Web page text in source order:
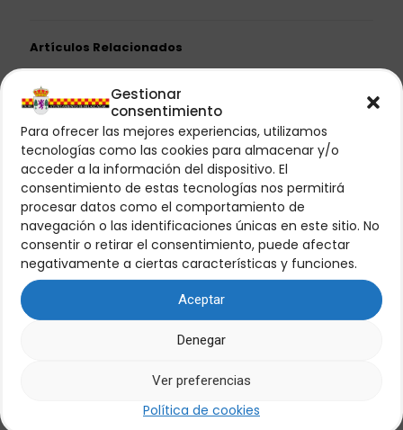
Gestionar
consentimiento
Para ofrecer las mejores experiencias, utilizamos
tecnologías como las cookies para almacenar y/o
acceder a la información del dispositivo. El
consentimiento de estas tecnologías nos permitirá
procesar datos como el comportamiento de
navegación o las identificaciones únicas en este sitio. No
consentir o retirar el consentimiento, puede afectar
negativamente a ciertas características y funciones.
Aceptar
Denegar
Ver preferencias
Política de cookies
Artículos Relacionados
TORNEO DE TENIS BELALCÁZAR